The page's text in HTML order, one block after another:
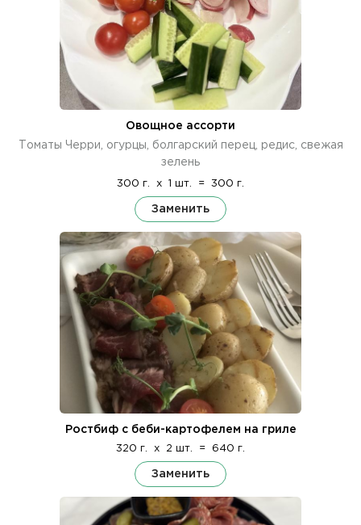
Овощное ассорти
Томаты Черри, огурцы, болгарский перец, редис, свежая
зелень
300 г. x 1 шт. = 300 г.
Заменить
Ростбиф с беби-картофелем на гриле
320 г. x 2 шт. = 640 г.
Заменить